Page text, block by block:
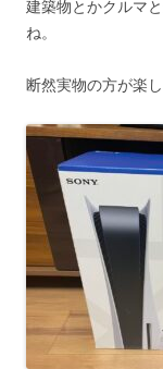
建築物とかクルマ
ね。
断然実物の方が楽